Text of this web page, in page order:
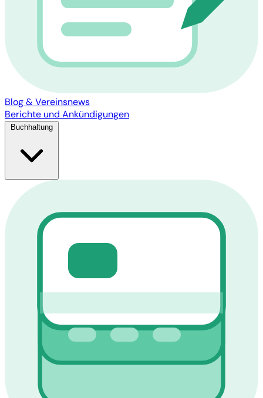
Blog & Vereinsnews
Berichte und Ankündigungen
Buchhaltung